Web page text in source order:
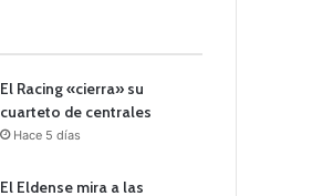
El Racing «cierra» su
cuarteto de centrales
Hace 5 días
El Eldense mira a las